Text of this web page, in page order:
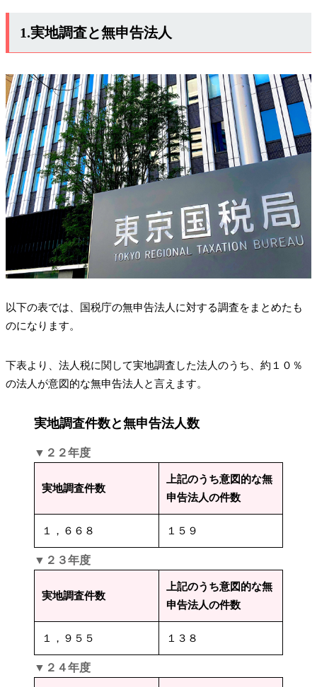
1.実地調査と無申告法人
以下の表では、国税庁の無申告法人に対する調査をまとめたも
のになります。
下表より、法人税に関して実地調査した法人のうち、約１０％
の法人が意図的な無申告法人と言えます。
実地調査件数と無申告法人数
▼２２年度
実地調査件数
上記のうち意図的な無
申告法人の件数
１，６６８ １５９
▼２３年度
実地調査件数
上記のうち意図的な無
申告法人の件数
１，９５５ １３８
▼２４年度